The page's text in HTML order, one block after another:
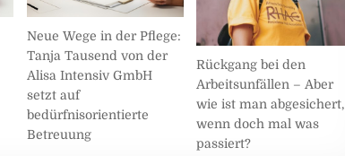
Neue Wege in der Pflege:
Tanja Tausend von der
Alisa Intensiv GmbH
setzt auf
bedürfnisorientierte
Betreuung
Rückgang bei den
Arbeitsunfällen – Aber
wie ist man abgesichert,
wenn doch mal was
passiert?